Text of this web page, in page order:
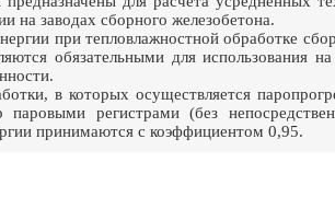
на заводах сборного железобетона.
при тепловлажностной обработке
обязательными для использования
в которых осуществляется
регистрами (без
принимаются с коэффициентом 0,95.